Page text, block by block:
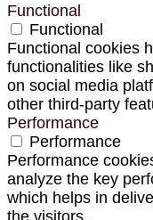
Functional
Functional
Functional cookies
functionalities like
on social media
other third-party
Performance
Performance
Performance
analyze the key
which helps in
the visitors.